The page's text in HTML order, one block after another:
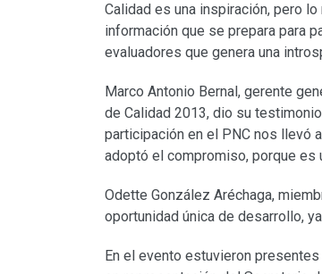
Calidad es una inspiración, pero
información que se prepara para
evaluadores que genera una
Marco Antonio Bernal, gerente
de Calidad 2013, dio su
participación en el PNC nos llevó
adoptó el compromiso, porque es
Odette González Aréchaga,
oportunidad única de desarrollo,
En el evento estuvieron